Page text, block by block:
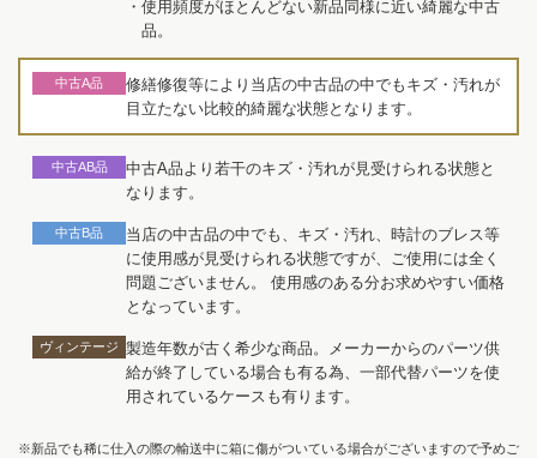
・使用頻度がほとんどない新品同様に近い綺麗な中古
品。
中古A品
修繕修復等により当店の中古品の中でもキズ・汚れが
目立たない比較的綺麗な状態となります。
中古AB品
中古A品より若干のキズ・汚れが見受けられる状態と
なります。
中古B品
当店の中古品の中でも、キズ・汚れ、時計のブレス等
に使用感が見受けられる状態ですが、ご使用には全く
問題ございません。 使用感のある分お求めやすい価格
となっています。
ヴィンテージ 製造年数が古く希少な商品。メーカーからのパーツ供
給が終了している場合も有る為、一部代替パーツを使
用されているケースも有ります。
※新品でも稀に仕入の際の輸送中に箱に傷がついている場合がございますので予めご